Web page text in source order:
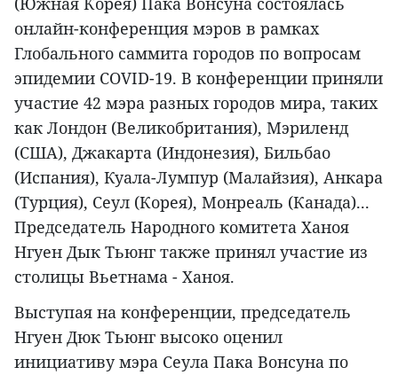
онлайн-конференция мэров в рамках
Глобального саммита городов по вопросам
эпидемии COVID-19. В конференции приняли
участие 42 мэра разных городов мира, таких
как Лондон (Великобритания), Мэриленд
(США), Джакарта (Индонезия), Бильбао
(Испания), Куала-Лумпур (Малайзия), Анкара
(Турция), Сеул (Корея), Монреаль (Канада)...
Председатель Народного комитета Ханоя
Нгуен Дык Тьюнг также принял участие из
столицы Вьетнама - Ханоя.
Выступая на конференции, председатель
Нгуен Дюк Тьюнг высоко оценил
инициативу мэра Сеула Пака Вонсуна по